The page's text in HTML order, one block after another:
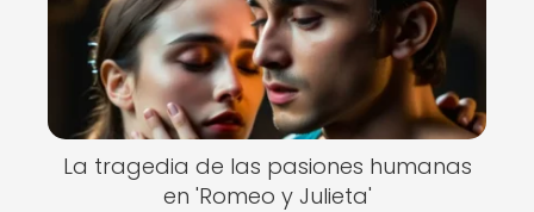
La tragedia de las pasiones humanas
en 'Romeo y Julieta'